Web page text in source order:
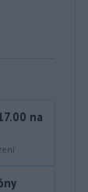
na